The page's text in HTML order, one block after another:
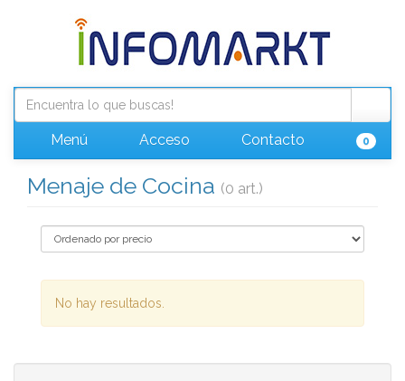
Menú Acceso Contacto 0
Menaje de Cocina (0 art.)
No hay resultados.